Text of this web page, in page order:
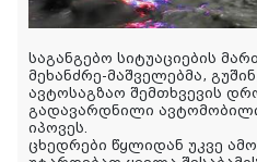
საგანგებო სიტუაციების
მეხანძრე-მაშველებმა,
ავტოსაგზაო შემთხვევის
გადავარდნილი
იპოვეს.
ცხედრები წყლიდან უკვე